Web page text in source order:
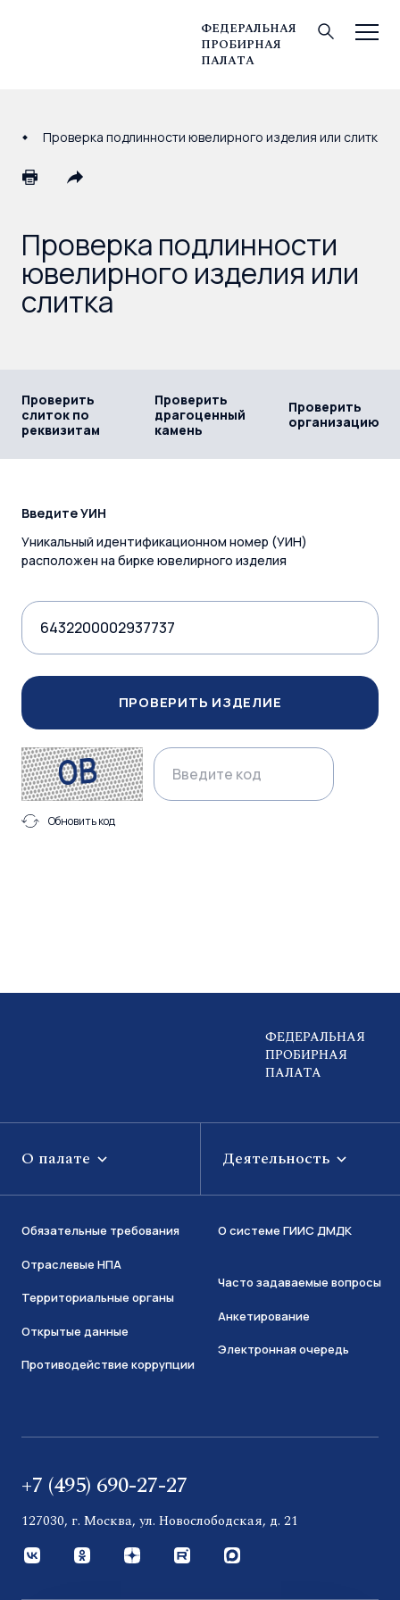
ФЕДЕРАЛЬНАЯ
ПРОБИРНАЯ
ПАЛАТА
© Федеральная пробирная палата, 2026
Проверка подлинности ювелирного изделия или слитка
Проверка подлинности
ювелирного изделия или
слитка
Проверить
слиток по
реквизитам
Проверить
драгоценный
камень
Проверить
организацию
Введите УИН
Уникальный идентификационном номер (УИН)
расположен на бирке ювелирного изделия
ПРОВЕРИТЬ ИЗДЕЛИЕ
Обновить код
ФЕДЕРАЛЬНАЯ
ПРОБИРНАЯ
ПАЛАТА
О палате Деятельность
Обязательные требования
Отраслевые НПА
Территориальные органы
Открытые данные
Противодействие коррупции
О системе ГИИС ДМДК
Часто задаваемые вопросы
Анкетирование
Электронная очередь
+7 (495) 690-27-27
127030, г. Москва, ул. Новослободская, д. 21